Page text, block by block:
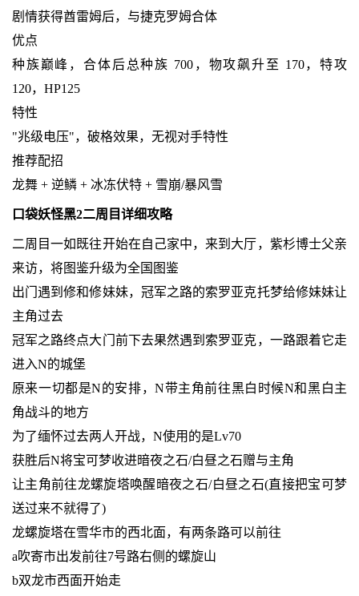
剧情获得酋雷姆后，与捷克罗姆合体
优点
种族巅峰，合体后总种族 700，物攻飙升至 170，特攻
120，HP125
特性
"兆级电压"，破格效果，无视对手特性
推荐配招
龙舞 + 逆鳞 + 冰冻伏特 + 雪崩/暴风雪
口袋妖怪黑2二周目详细攻略
二周目一如既往开始在自己家中，来到大厅，紫杉博士父亲
来访，将图鉴升级为全国图鉴
出门遇到修和修妹妹，冠军之路的索罗亚克托梦给修妹妹让
主角过去
冠军之路终点大门前下去果然遇到索罗亚克，一路跟着它走
进入N的城堡
原来一切都是N的安排，N带主角前往黑白时候N和黑白主
角战斗的地方
为了缅怀过去两人开战，N使用的是Lv70
获胜后N将宝可梦收进暗夜之石/白昼之石赠与主角
让主角前往龙螺旋塔唤醒暗夜之石/白昼之石(直接把宝可梦
送过来不就得了)
龙螺旋塔在雪华市的西北面，有两条路可以前往
a吹寄市出发前往7号路右侧的螺旋山
b双龙市西面开始走